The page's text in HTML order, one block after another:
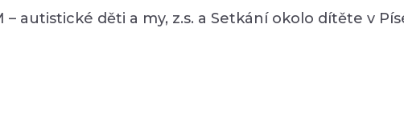
– autistické děti a my, z.s. a Setkání okolo dítěte v